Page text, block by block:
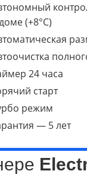
(+8°C)
24 часа
старт
режим
— 5 лет